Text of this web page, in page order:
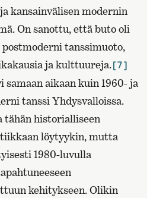
kansainvälisen modernin
On sanottu, että buto oli
tanssimuoto,
ja kulttuureja.[7]
aikaan kuin 1960- ja
tanssi Yhdysvalloissa.
historialliseen
löytyykin, mutta
1980-luvulla
kehitykseen. Olikin